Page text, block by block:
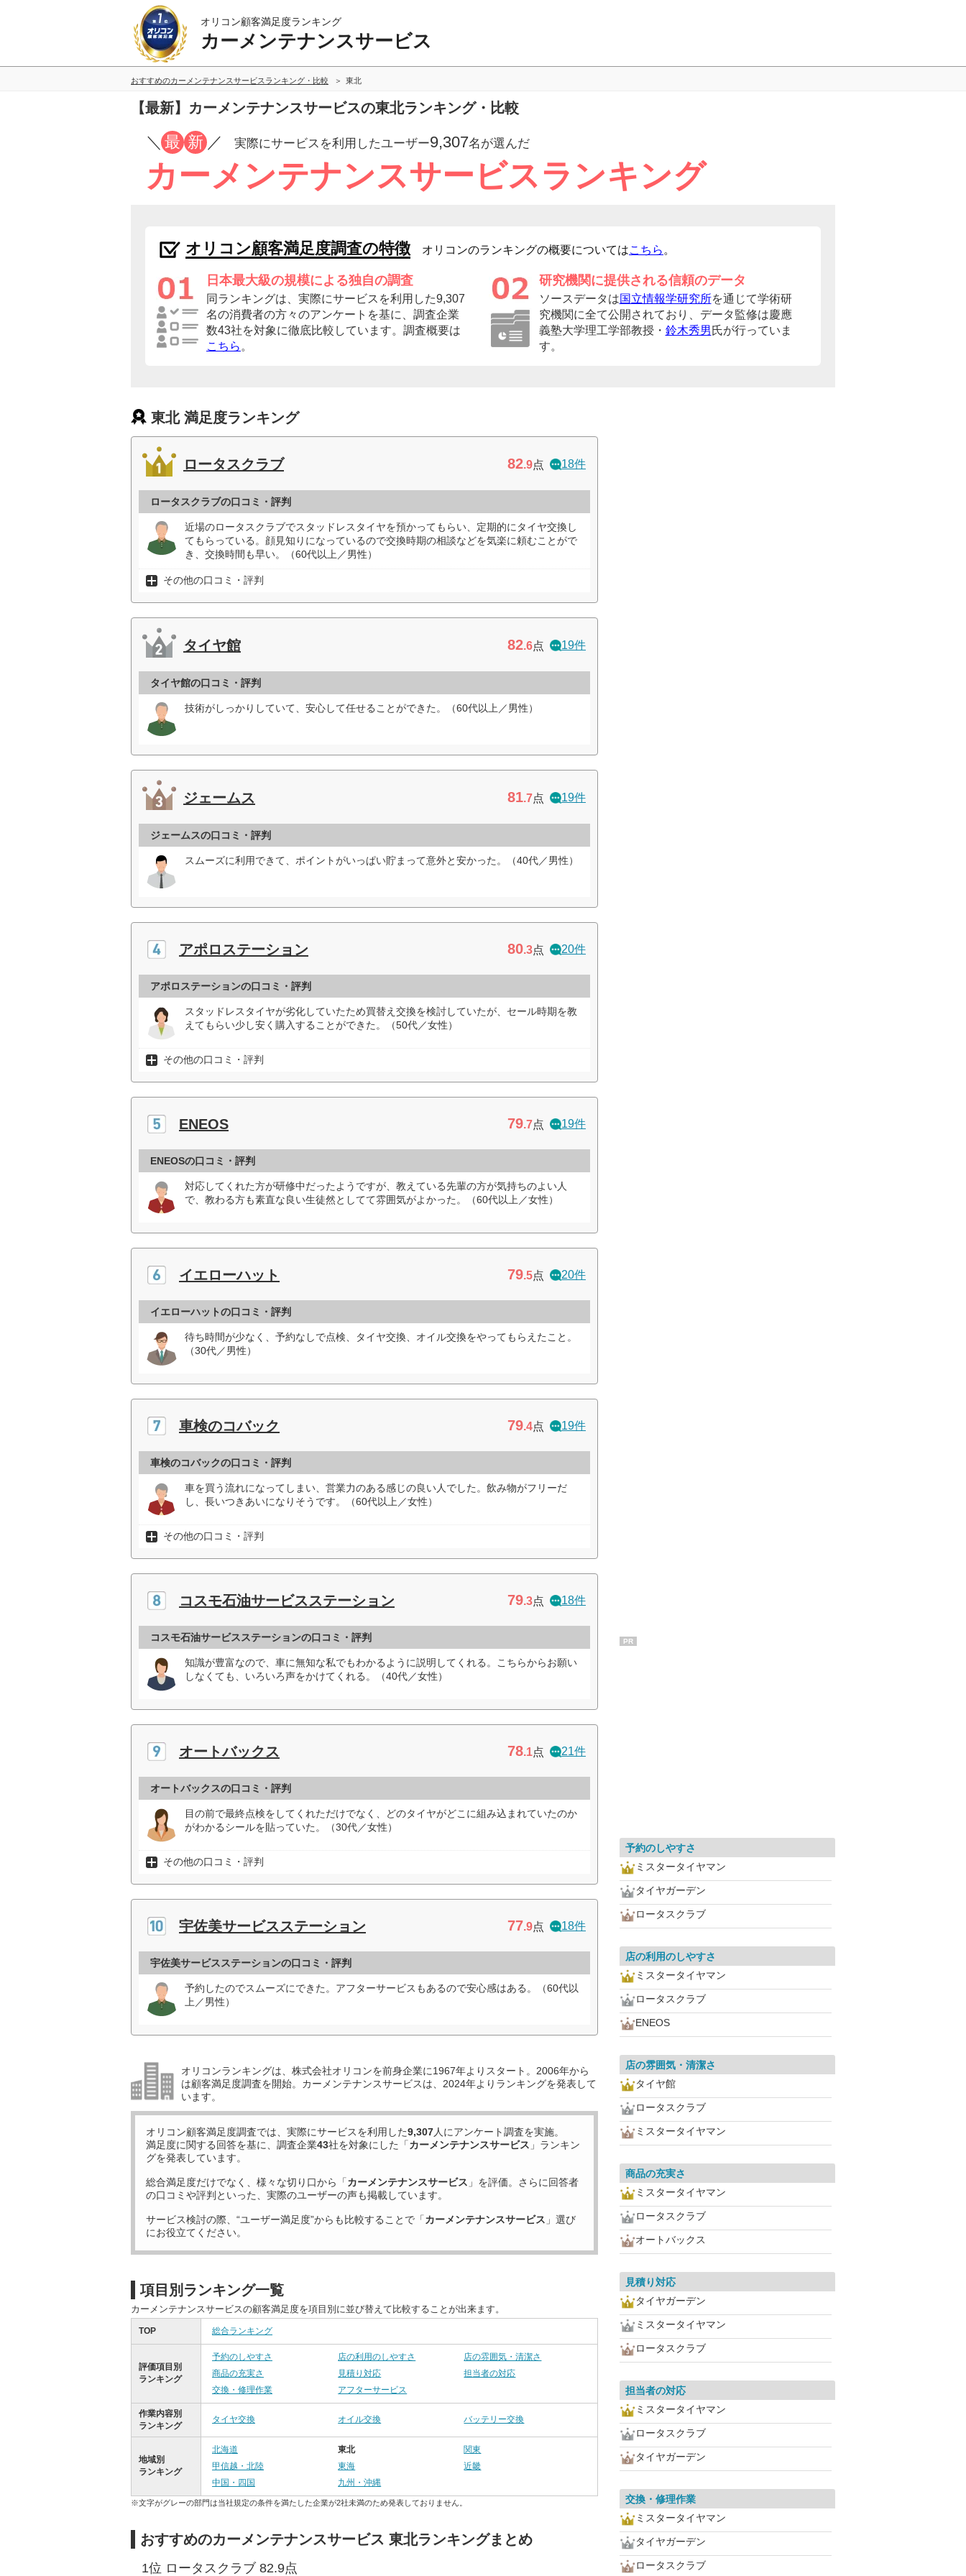
オリコン顧客満足度ランキング
カーメンテナンスサービス
おすすめのカーメンテナンスサービスランキング・比較 東北
【最新】カーメンテナンスサービスの東北ランキング・比較
／ 最 新 ／ 実際にサービスを利用したユーザー9,307名が選んだ
カーメンテナンスサービスランキング
オリコン顧客満足度調査の特徴 オリコンのランキングの概要についてはこちら 。
日本最大級の規模による独自の調査
同ランキングは、実際にサービスを利用した9,307
名の消費者の方々のアンケートを基に、調査企業
数43社を対象に徹底比較しています。調査概要は
こちら 。
研究機関に提供される信頼のデータ
ソースデータは国立情報学研究所を通じて学術研
究機関に全て公開されており、データ監修は慶應
義塾大学理工学部教授・ 鈴木秀男 氏が行っていま
す。
東北 満足度ランキング
ロータスクラブ 82.9点 18件
ロータスクラブの口コミ・評判
近場のロータスクラブでスタッドレスタイヤを預かってもらい、定期的にタイヤ交換し
てもらっている。顔見知りになっているので交換時期の相談などを気楽に頼むことがで
き、交換時間も早い。（60代以上／男性）
その他の口コミ・評判
タイヤ館 82.6点 19件
タイヤ館の口コミ・評判
技術がしっかりしていて、安心して任せることができた。（60代以上／男性）
ジェームス 81.7点 19件
ジェームスの口コミ・評判
スムーズに利用できて、ポイントがいっぱい貯まって意外と安かった。（40代／男性）
アポロステーション 80.3点 20件
アポロステーションの口コミ・評判
スタッドレスタイヤが劣化していたため買替え交換を検討していたが、セール時期を教
えてもらい少し安く購入することができた。（50代／女性）
その他の口コミ・評判
ENEOS 79.7点 19件
ENEOSの口コミ・評判
対応してくれた方が研修中だったようですが、教えている先輩の方が気持ちのよい人
で、教わる方も素直な良い生徒然としてて雰囲気がよかった。（60代以上／女性）
イエローハット 79.5点 20件
イエローハットの口コミ・評判
待ち時間が少なく、予約なしで点検、タイヤ交換、オイル交換をやってもらえたこと。
（30代／男性）
車検のコバック 79.4点 19件
車検のコバックの口コミ・評判
車を買う流れになってしまい、営業力のある感じの良い人でした。飲み物がフリーだ
し、長いつきあいになりそうです。（60代以上／女性）
その他の口コミ・評判
コスモ石油サービスステーション 79.3点 18件
コスモ石油サービスステーションの口コミ・評判
知識が豊富なので、車に無知な私でもわかるように説明してくれる。こちらからお願い
しなくても、いろいろ声をかけてくれる。（40代／女性）
オートバックス 78.1点 21件
オートバックスの口コミ・評判
目の前で最終点検をしてくれただけでなく、どのタイヤがどこに組み込まれていたのか
がわかるシールを貼っていた。（30代／女性）
その他の口コミ・評判
宇佐美サービスステーション 77.9点 18件
宇佐美サービスステーションの口コミ・評判
予約したのでスムーズにできた。アフターサービスもあるので安心感はある。（60代以
上／男性）
オリコンランキングは、株式会社オリコンを前身企業に1967年よりスタート。2006年から
は顧客満足度調査を開始。カーメンテナンスサービスは、2024年よりランキングを発表して
います。
オリコン顧客満足度調査では、実際にサービスを利用した9,307人にアンケート調査を実施。
満足度に関する回答を基に、調査企業43社を対象にした「カーメンテナンスサービス 」ランキン
グを発表しています。
総合満足度だけでなく、様々な切り口から「カーメンテナンスサービス 」を評価。さらに回答者
の口コミや評判といった、実際のユーザーの声も掲載しています。
サービス検討の際、“ユーザー満足度”からも比較することで「カーメンテナンスサービス 」選び
にお役立てください。
項目別ランキング一覧
カーメンテナンスサービスの顧客満足度を項目別に並び替えて比較することが出来ます。
TOP 総合ランキング
評価項目別
ランキング
予約のしやすさ 店の利用のしやすさ
店の雰囲気・清潔さ
商品の充実さ
見積り対応
担当者の対応
交換・修理作業
アフターサービス
作業内容別
ランキング
タイヤ交換 オイル交換 バッテリー交換
地域別
ランキング
北海道 東北
関東
甲信越・北陸
東海
近畿
中国・四国
九州・沖縄
※文字がグレーの部門は当社規定の条件を満たした企業が2社未満のため発表しておりません。
おすすめのカーメンテナンスサービス 東北ランキングまとめ
1位 ロータスクラブ 82.9点
PR
予約のしやすさ
ミスタータイヤマン
タイヤガーデン
ロータスクラブ
店の利用のしやすさ
ミスタータイヤマン
ロータスクラブ
ENEOS
店の雰囲気・清潔さ
タイヤ館
ロータスクラブ
ミスタータイヤマン
商品の充実さ
ミスタータイヤマン
ロータスクラブ
オートバックス
見積り対応
タイヤガーデン
ミスタータイヤマン
ロータスクラブ
担当者の対応
ミスタータイヤマン
ロータスクラブ
タイヤガーデン
交換・修理作業
ミスタータイヤマン
タイヤガーデン
ロータスクラブ